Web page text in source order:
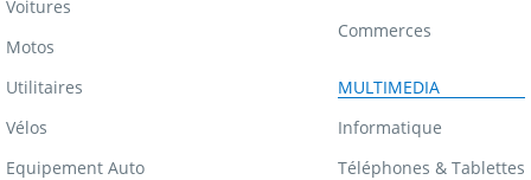
Voitures
Motos
Utilitaires
Vélos
Equipement Auto
Commerces
MULTIMEDIA
Informatique
Téléphones & Tablettes